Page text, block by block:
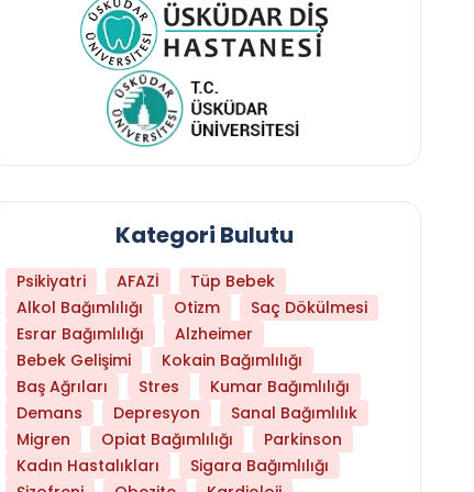
Daha Az Protein Tüketmek Yaşlanmayı
Kategori Bulutu
Psikiyatri AFAZİ
Tüp Bebek
Alkol Bağımlılığı
Otizm
Saç Dökülmesi
Esrar Bağımlılığı
Alzheimer
Bebek Gelişimi
Kokain Bağımlılığı
Baş Ağrıları
Stres
Kumar Bağımlılığı
Demans
Depresyon
Sanal Bağımlılık
Migren
Opiat Bağımlılığı
Parkinson
Kadın Hastalıkları
Sigara Bağımlılığı